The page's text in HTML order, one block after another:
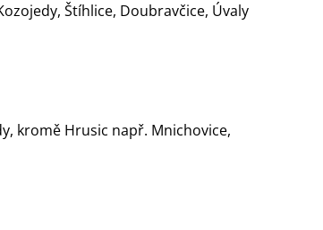
Štíhlice, Doubravčice, Úvaly
kromě Hrusic např. Mnichovice,